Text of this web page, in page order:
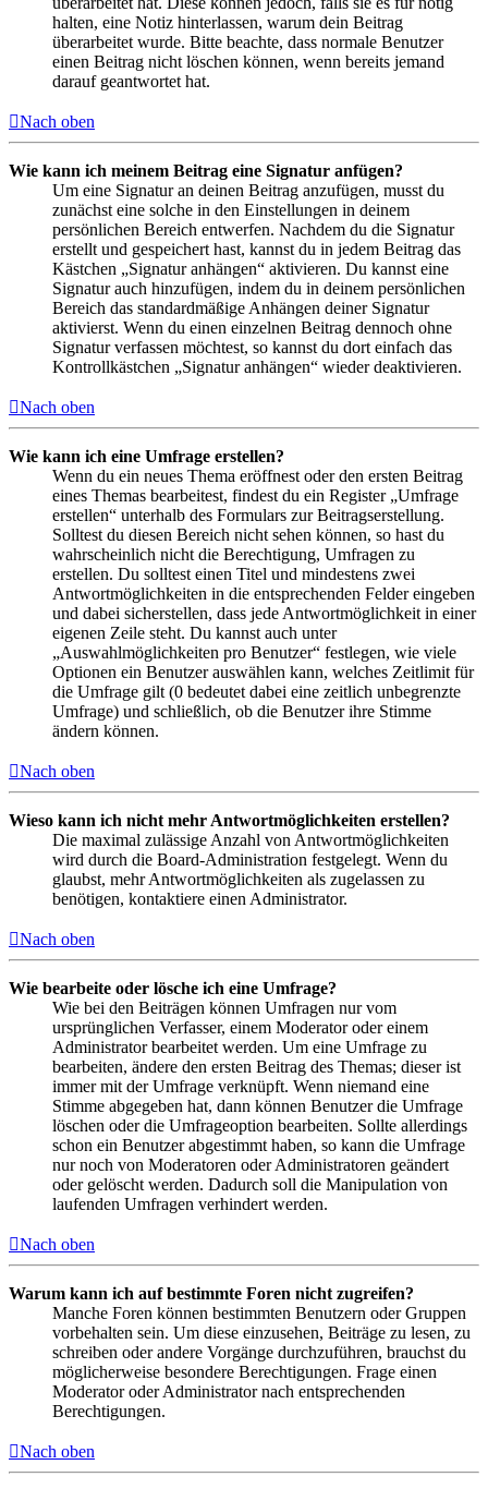
halten, eine Notiz hinterlassen, warum dein Beitrag
überarbeitet wurde. Bitte beachte, dass normale Benutzer
einen Beitrag nicht löschen können, wenn bereits jemand
darauf geantwortet hat.
Nach oben
Wie kann ich meinem Beitrag eine Signatur anfügen?
Um eine Signatur an deinen Beitrag anzufügen, musst du
zunächst eine solche in den Einstellungen in deinem
persönlichen Bereich entwerfen. Nachdem du die Signatur
erstellt und gespeichert hast, kannst du in jedem Beitrag das
Kästchen „Signatur anhängen“ aktivieren. Du kannst eine
Signatur auch hinzufügen, indem du in deinem persönlichen
Bereich das standardmäßige Anhängen deiner Signatur
aktivierst. Wenn du einen einzelnen Beitrag dennoch ohne
Signatur verfassen möchtest, so kannst du dort einfach das
Kontrollkästchen „Signatur anhängen“ wieder deaktivieren.
Nach oben
Wie kann ich eine Umfrage erstellen?
Wenn du ein neues Thema eröffnest oder den ersten Beitrag
eines Themas bearbeitest, findest du ein Register „Umfrage
erstellen“ unterhalb des Formulars zur Beitragserstellung.
Solltest du diesen Bereich nicht sehen können, so hast du
wahrscheinlich nicht die Berechtigung, Umfragen zu
erstellen. Du solltest einen Titel und mindestens zwei
Antwortmöglichkeiten in die entsprechenden Felder eingeben
und dabei sicherstellen, dass jede Antwortmöglichkeit in einer
eigenen Zeile steht. Du kannst auch unter
„Auswahlmöglichkeiten pro Benutzer“ festlegen, wie viele
Optionen ein Benutzer auswählen kann, welches Zeitlimit für
die Umfrage gilt (0 bedeutet dabei eine zeitlich unbegrenzte
Umfrage) und schließlich, ob die Benutzer ihre Stimme
ändern können.
Nach oben
Wieso kann ich nicht mehr Antwortmöglichkeiten erstellen?
Die maximal zulässige Anzahl von Antwortmöglichkeiten
wird durch die Board-Administration festgelegt. Wenn du
glaubst, mehr Antwortmöglichkeiten als zugelassen zu
benötigen, kontaktiere einen Administrator.
Nach oben
Wie bearbeite oder lösche ich eine Umfrage?
Wie bei den Beiträgen können Umfragen nur vom
ursprünglichen Verfasser, einem Moderator oder einem
Administrator bearbeitet werden. Um eine Umfrage zu
bearbeiten, ändere den ersten Beitrag des Themas; dieser ist
immer mit der Umfrage verknüpft. Wenn niemand eine
Stimme abgegeben hat, dann können Benutzer die Umfrage
löschen oder die Umfrageoption bearbeiten. Sollte allerdings
schon ein Benutzer abgestimmt haben, so kann die Umfrage
nur noch von Moderatoren oder Administratoren geändert
oder gelöscht werden. Dadurch soll die Manipulation von
laufenden Umfragen verhindert werden.
Nach oben
Warum kann ich auf bestimmte Foren nicht zugreifen?
Manche Foren können bestimmten Benutzern oder Gruppen
vorbehalten sein. Um diese einzusehen, Beiträge zu lesen, zu
schreiben oder andere Vorgänge durchzuführen, brauchst du
möglicherweise besondere Berechtigungen. Frage einen
Moderator oder Administrator nach entsprechenden
Berechtigungen.
Nach oben